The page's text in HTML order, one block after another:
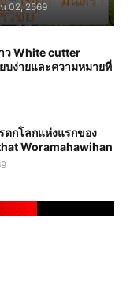
02, 2569
ว White cutter
บง่ายและความหมายที่
กโลกแห่งแรกของ
Woramahawihan
. . .